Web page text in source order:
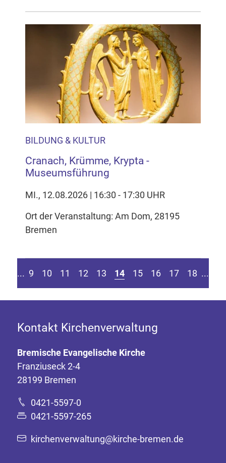
BILDUNG & KULTUR
Cranach, Krümme, Krypta -
Museumsführung
MI., 12.08.2026 | 16:30 - 17:30 UHR
Ort der Veranstaltung: Am Dom, 28195
Bremen
springen
vorherigen Seite
.... 9 10 11 12 13 14 15 16 17 18 ....
Kontakt Kirchenverwaltung
Bremische Evangelische Kirche
Franziuseck 2-4
28199 Bremen
0421-5597-0
0421-5597-265
kirchenverwaltung@kirche-bremen.de